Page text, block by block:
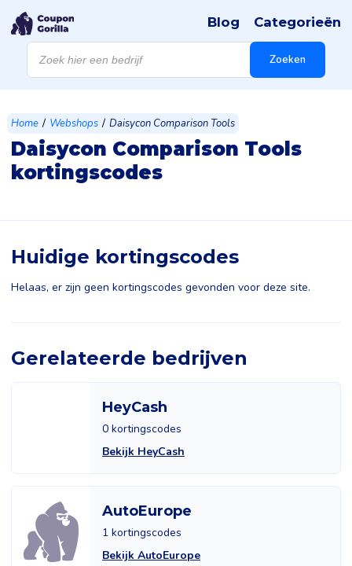
Products
search Zoeken
Blog Categorieën
Home / Webshops / Daisycon Comparison Tools
Daisycon Comparison Tools
kortingscodes
Huidige kortingscodes
Helaas, er zijn geen kortingscodes gevonden voor deze site.
Gerelateerde bedrijven
HeyCash
0 kortingscodes
Bekijk HeyCash
AutoEurope
1 kortingscodes
Bekijk AutoEurope